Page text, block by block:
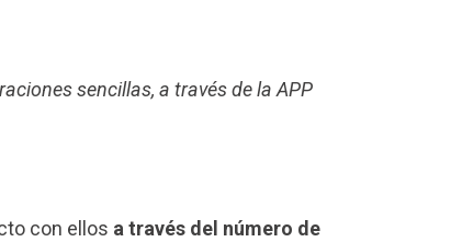
sencillas, a través de la APP
con ellos a través del número de